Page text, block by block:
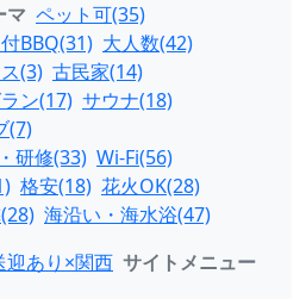
マ ペット可(35)
BBQ(31) 大人数(42)
(3) 古民家(14)
ン(17) サウナ(18)
(7)
研修(33) Wi-Fi(56)
格安(18) 花火OK(28)
海沿い・海水浴(47)
迎あり×関西 サイトメニュー